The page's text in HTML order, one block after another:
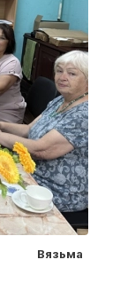
Вязьма